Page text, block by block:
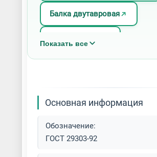
Балка двутавровая
Показать все
Основная информация
Обозначение:
ГОСТ 29303-92